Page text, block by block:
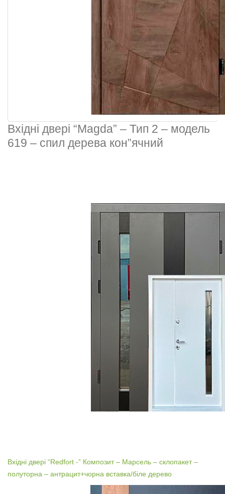
Вхідні двері “Magda” – Тип 2 – модель
619 – спил дерева кон”ячний
Вхідні двері “Redfort -” Композит – Марсель – склопакет –
полуторна – антрацит+чорна вставка/біле дерево